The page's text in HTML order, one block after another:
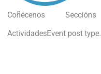
Coñécenos
Seccións
ActividadesEvent post type.